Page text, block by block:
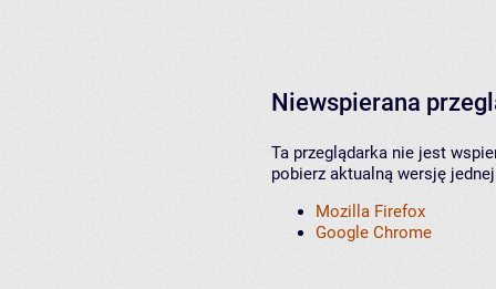
Niewspierana
Ta przeglądarka nie jest
pobierz aktualną wersję
Mozilla Firefox
Google Chrome